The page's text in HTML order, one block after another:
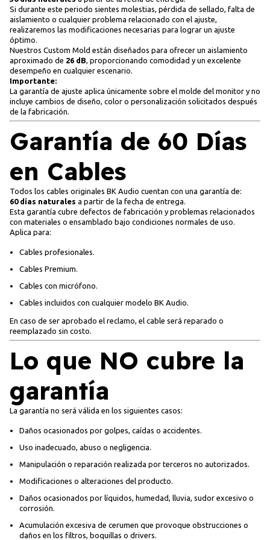
Si durante este periodo sientes molestias, pérdida de sellado, falta de
aislamiento o cualquier problema relacionado con el ajuste,
realizaremos las modificaciones necesarias para lograr un ajuste
óptimo.
Nuestros Custom Mold están diseñados para ofrecer un aislamiento
aproximado de 26 dB, proporcionando comodidad y un excelente
desempeño en cualquier escenario.
Importante:
La garantía de ajuste aplica únicamente sobre el molde del monitor y no
incluye cambios de diseño, color o personalización solicitados después
de la fabricación.
Garantía de 60 Días
en Cables
Todos los cables originales BK Audio cuentan con una garantía de:
60 días naturales a partir de la fecha de entrega.
Esta garantía cubre defectos de fabricación y problemas relacionados
con materiales o ensamblado bajo condiciones normales de uso.
Aplica para:
Cables profesionales.
Cables Premium.
Cables con micrófono.
Cables incluidos con cualquier modelo BK Audio.
En caso de ser aprobado el reclamo, el cable será reparado o
reemplazado sin costo.
Lo que NO cubre la
garantía
La garantía no será válida en los siguientes casos:
Daños ocasionados por golpes, caídas o accidentes.
Uso inadecuado, abuso o negligencia.
Manipulación o reparación realizada por terceros no autorizados.
Modificaciones o alteraciones del producto.
Daños ocasionados por líquidos, humedad, lluvia, sudor excesivo o
corrosión.
Acumulación excesiva de cerumen que provoque obstrucciones o
daños en los filtros, boquillas o drivers.